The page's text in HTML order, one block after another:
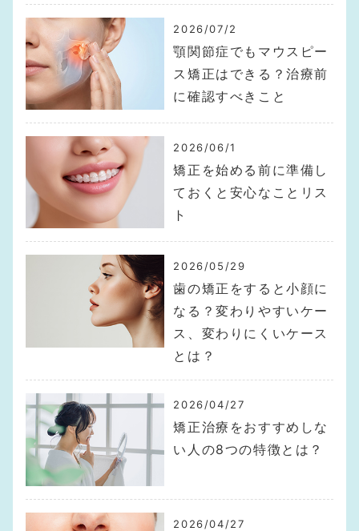
2026/07/2
顎関節症でもマウスピー
ス矯正はできる？治療前
に確認すべきこと
2026/06/1
矯正を始める前に準備し
ておくと安心なことリス
ト
2026/05/29
歯の矯正をすると小顔に
なる？変わりやすいケー
ス、変わりにくいケース
とは？
2026/04/27
矯正治療をおすすめしな
い人の8つの特徴とは？
2026/04/27